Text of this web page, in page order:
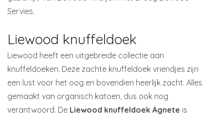
Servies.
Liewood knuffeldoek
Liewood heeft een uitgebreide collectie aan
knuffeldoeken. Deze zachte knuffeldoek vriendjes zijn
een lust voor het oog en bovendien heerlijk zacht. Alles
gemaakt van organisch katoen, dus ook nog
verantwoord. De Liewood knuffeldoek Agnete is